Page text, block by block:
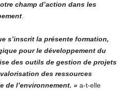
champ d’action dans les
.
s’inscrit la présente formation,
pour le développement du
des outils de gestion de projets
des ressources
de l’environnement. » a-t-elle